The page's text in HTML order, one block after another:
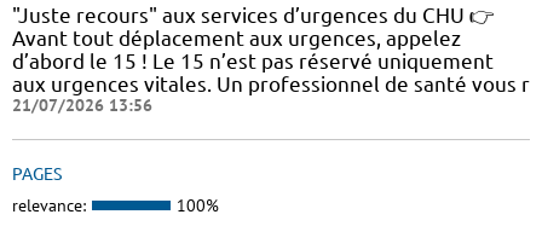
"Juste recours" aux services d’urgences du CHU 👉
Avant tout déplacement aux urgences, appelez
d’abord le 15 ! Le 15 n’est pas réservé uniquement
aux urgences vitales. Un professionnel de santé vous r
21/07/2026 13:56
PAGES
relevance: 100%